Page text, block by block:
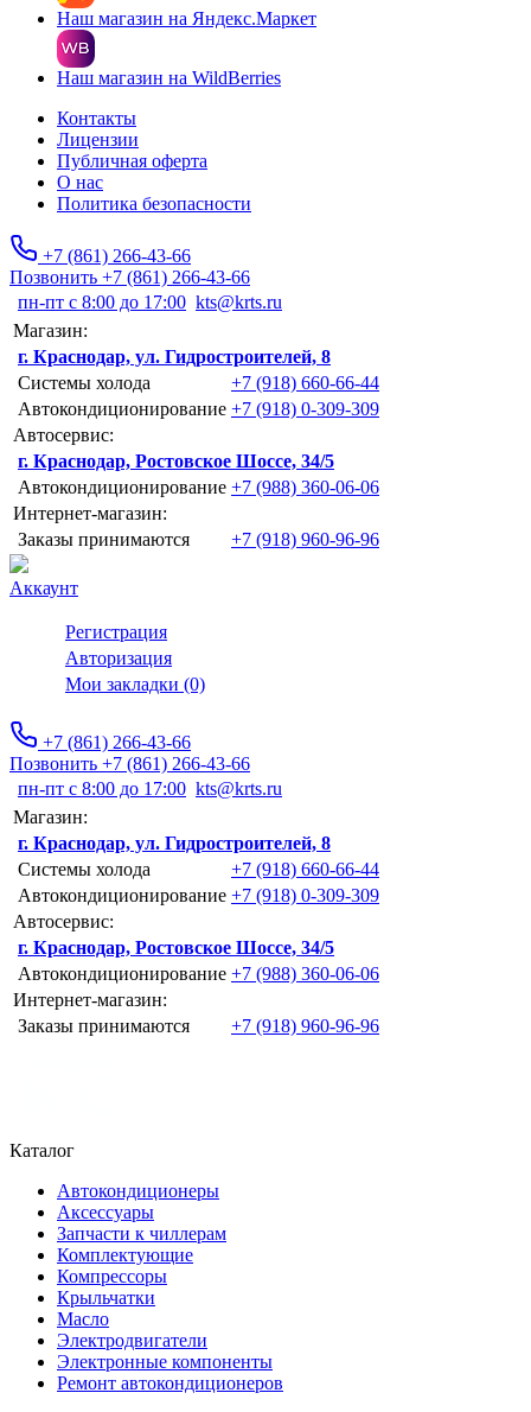
Наш магазин на Яндекс.Маркет
Наш магазин на WildBerries
Контакты
Лицензии
Публичная оферта
О нас
Политика безопасности
+7 (861) 266-43-66
Позвонить +7 (861) 266-43-66
пн-пт с 8:00 до 17:00 kts@krts.ru
Магазин:
г. Краснодар, ул. Гидростроителей, 8
Системы холода
+7 (918) 660-66-44
Автокондиционирование +7 (918) 0-309-309
Автосервис:
г. Краснодар, Ростовское Шоссе, 34/5
Автокондиционирование +7 (988) 360-06-06
Интернет-магазин:
Заказы принимаются
+7 (918) 960-96-96
Аккаунт
Регистрация
Авторизация
Мои закладки (0)
+7 (861) 266-43-66
Позвонить +7 (861) 266-43-66
пн-пт с 8:00 до 17:00 kts@krts.ru
Магазин:
г. Краснодар, ул. Гидростроителей, 8
Системы холода
+7 (918) 660-66-44
Автокондиционирование +7 (918) 0-309-309
Автосервис:
г. Краснодар, Ростовское Шоссе, 34/5
Автокондиционирование +7 (988) 360-06-06
Интернет-магазин:
Заказы принимаются
+7 (918) 960-96-96
Каталог
Автокондиционеры
Аксессуары
Запчасти к чиллерам
Комплектующие
Компрессоры
Крыльчатки
Масло
Электродвигатели
Электронные компоненты
Ремонт автокондиционеров